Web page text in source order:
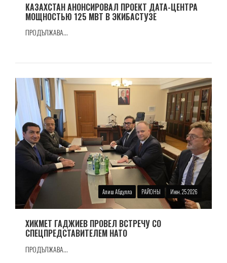
КАЗАХСТАН АНОНСИРОВАЛ ПРОЕКТ ДАТА-ЦЕНТРА
МОЩНОСТЬЮ 125 МВТ В ЭКИБАСТУЗЕ
ПРОДЪЛЖАВА...
Алиш Абдулла РАЙОНЫ Июн. 25 2026
ХИКМЕТ ГАДЖИЕВ ПРОВЕЛ ВСТРЕЧУ СО
СПЕЦПРЕДСТАВИТЕЛЕМ НАТО
ПРОДЪЛЖАВА...